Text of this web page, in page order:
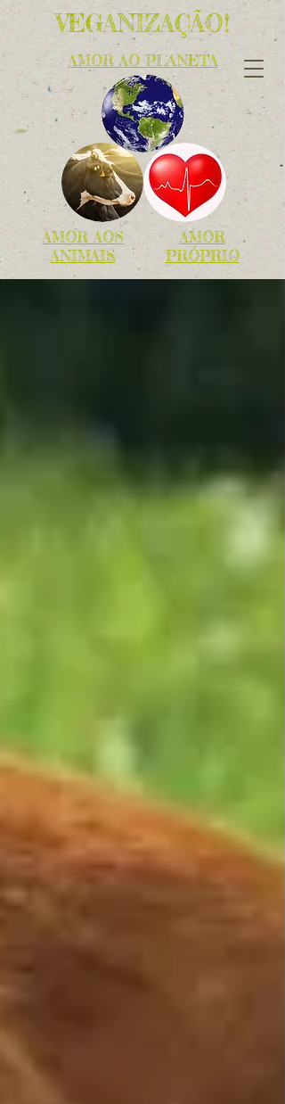
VEGANIZAÇÃO!
AMOR AO PLANETA
AMOR AOS
ANIMAIS
AMOR
PRÓPRIO